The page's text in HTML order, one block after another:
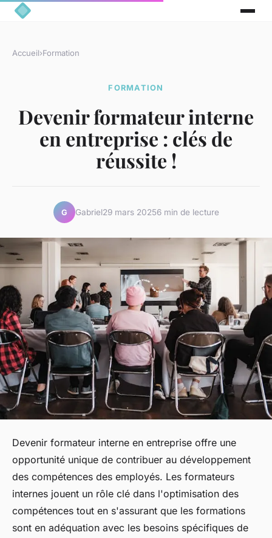
Accueil›Formation
FORMATION
Devenir formateur interne
en entreprise : clés de
réussite !
G Gabriel29 mars 20256 min de lecture
Devenir formateur interne en entreprise offre une
opportunité unique de contribuer au développement
des compétences des employés. Les formateurs
internes jouent un rôle clé dans l'optimisation des
compétences tout en s'assurant que les formations
sont en adéquation avec les besoins spécifiques de